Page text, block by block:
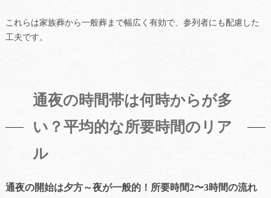
これらは家族葬から一般葬まで幅広く有効で、参列者にも配慮した
工夫です。
通夜の時間帯は何時からが多
い？平均的な所要時間のリア
ル
通夜の開始は夕方～夜が一般的！所要時間2〜3時間の流れ